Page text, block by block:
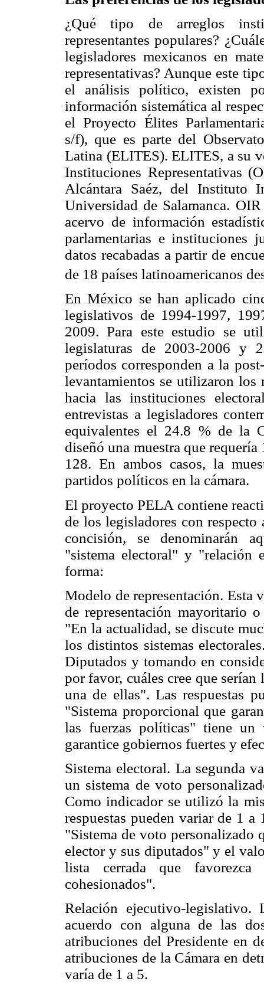
¿Qué tipo de arreglos
representantes populares?
legisladores mexicanos en
representativas? Aunque este
el análisis político, existen
información sistemática al
el Proyecto Élites
s/f), que es parte del
Latina (ELITES). ELITES, a su
Instituciones Representativas
Alcántara Saéz, del Instituto
Universidad de Salamanca.
acervo de información
parlamentarias e instituciones
datos recabadas a partir de
de 18 países latinoamericanos
En México se han aplicado
legislativos de 1994-1997,
2009. Para este estudio se
legislaturas de 2003-2006 y
períodos corresponden a la
levantamientos se utilizaron los
hacia las instituciones
entrevistas a legisladores
equivalentes el 24.8 % de la
diseñó una muestra que
128. En ambos casos, la
partidos políticos en la cámara.
El proyecto PELA contiene
de los legisladores con
concisión, se denominarán
"sistema electoral" y "relación
forma:
Modelo de representación. Esta
de representación mayoritario
"En la actualidad, se discute
los distintos sistemas
Diputados y tomando en
por favor, cuáles cree que serían
una de ellas". Las respuestas
"Sistema proporcional que
las fuerzas políticas" tiene
garantice gobiernos fuertes y
Sistema electoral. La segunda
un sistema de voto
Como indicador se utilizó la
respuestas pueden variar de 1
"Sistema de voto personalizado
elector y sus diputados" y el
lista cerrada que
cohesionados".
Relación ejecutivo-
acuerdo con alguna de las
atribuciones del Presidente en
atribuciones de la Cámara en
varía de 1 a 5.